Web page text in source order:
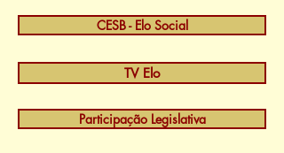
CESB - Elo Social
TV Elo
Participação Legislativa